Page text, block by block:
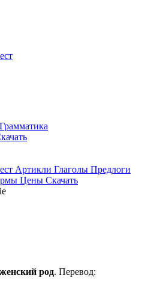
Грамматика
Артикли Глаголы Предлоги
Цены Скачать
женский род. Перевод: